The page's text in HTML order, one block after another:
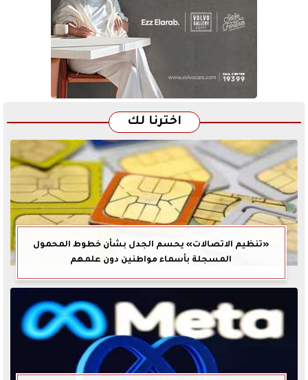
اخترنا لك
«تنظيم الاتصالات» يحسم الجدل بشأن خطوط المحمول
المسجلة بأسماء مواطنين دون علمهم